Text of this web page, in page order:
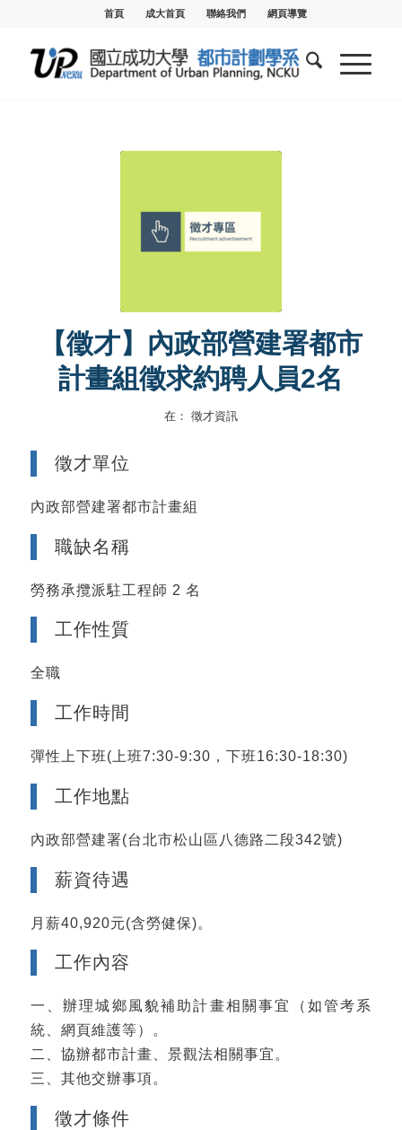
首頁 成大首頁 聯絡我們 網頁導覽
【徵才】內政部營建署都市
計畫組徵求約聘人員2名
在： 徵才資訊
徵才單位
內政部營建署都市計畫組
職缺名稱
勞務承攬派駐工程師 2 名
工作性質
全職
工作時間
彈性上下班(上班7:30-9:30，下班16:30-18:30)
工作地點
內政部營建署(台北市松山區八德路二段342號)
薪資待遇
月薪40,920元(含勞健保)。
工作內容
一、辦理城鄉風貌補助計畫相關事宜（如管考系
統、網頁維護等）。
二、協辦都市計畫、景觀法相關事宜。
三、其他交辦事項。
徵才條件